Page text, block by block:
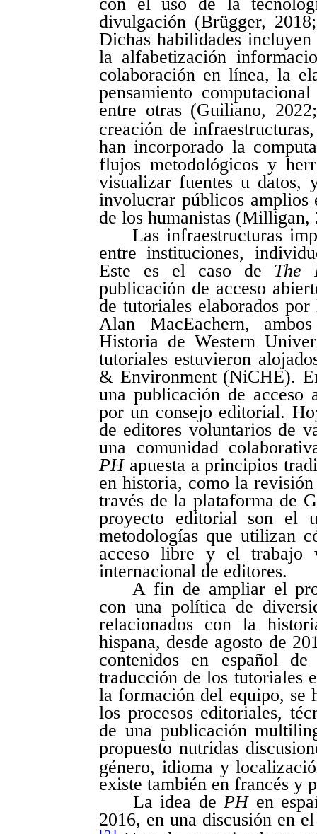
divulgación (Brügger,
Dichas habilidades
la alfabetización
colaboración en línea, la
pensamiento
entre otras (Guiliano,
creación de
han incorporado la
flujos metodológicos y
visualizar fuentes u datos,
involucrar públicos amplios
de los humanistas (Milligan,
Las infraestructuras
entre instituciones,
Este es el caso de The
publicación de acceso
de tutoriales elaborados
Alan MacEachern,
Historia de Western
tutoriales estuvieron
& Environment (NiCHE).
una publicación de acceso
por un consejo editorial.
de editores voluntarios de
una comunidad
PHapuesta a principios
en historia, como la
través de la plataforma de
proyecto editorial son el
metodologías que utilizan
acceso libre y el trabajo
internacional de editores.
A fin de ampliar el
con una política de
relacionados con la
hispana, desde agosto de
contenidos en español
traducción de los tutoriales
la formación del equipo, se
los procesos editoriales,
de una publicación
propuesto nutridas
género, idioma y
existe también en francés y
La idea dePHen
2016, en una discusión en